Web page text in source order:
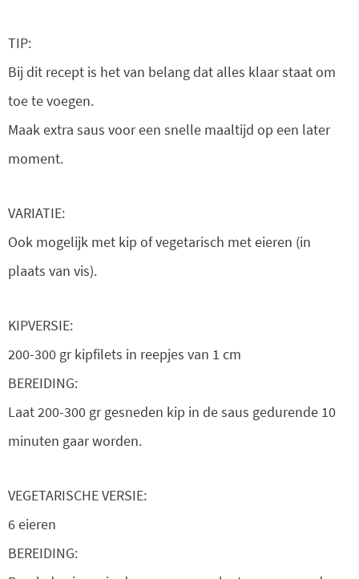
TIP:
Bij dit recept is het van belang dat alles klaar staat om
toe te voegen.
Maak extra saus voor een snelle maaltijd op een later
moment.
VARIATIE:
Ook mogelijk met kip of vegetarisch met eieren (in
plaats van vis).
KIPVERSIE:
200-300 gr kipfilets in reepjes van 1 cm
BEREIDING:
Laat 200-300 gr gesneden kip in de saus gedurende 10
minuten gaar worden.
VEGETARISCHE VERSIE:
6 eieren
BEREIDING: